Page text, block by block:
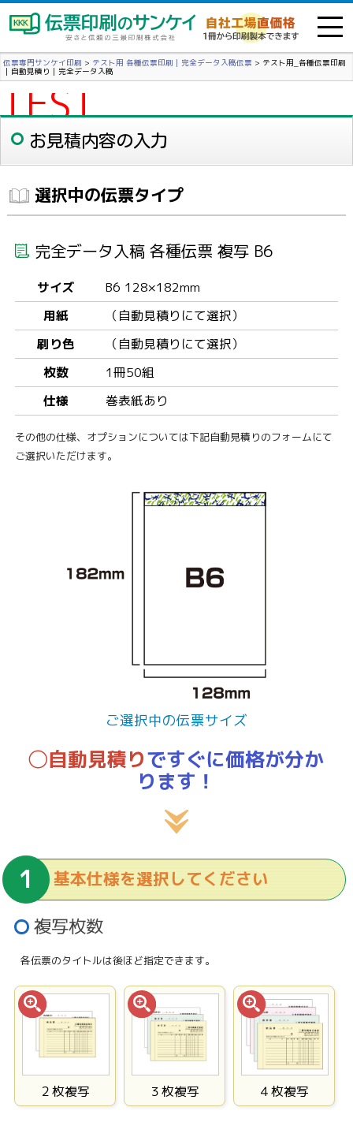
伝票専門サンケイ印刷 > テスト用 各種伝票印刷｜完全データ入稿伝票 > テスト用_各種伝票印刷
｜自動見積り｜完全データ入稿
TEST
お見積内容の入力
選択中の伝票タイプ
完全データ入稿 各種伝票 複写 B6
サイズ
B6 128×182mm
用紙
（自動見積りにて選択）
刷り色
（自動見積りにて選択）
枚数
1冊50組
仕様
巻表紙あり
その他の仕様、オプションについては下記自動見積りのフォームにて
ご選択いただけます。
ご選択中の伝票サイズ
◯自動見積りですぐに価格が分か
ります！
基本仕様を選択してください
複写枚数
各伝票のタイトルは後ほど指定できます。
２枚複写 ３枚複写 ４枚複写